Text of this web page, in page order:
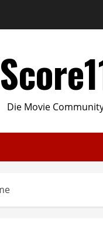
Die Movie